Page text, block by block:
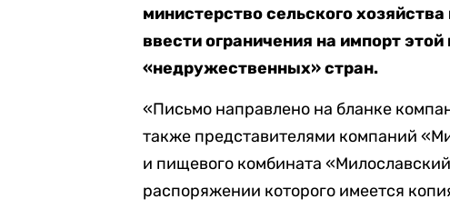
министерство сельского
ввести ограничения на импорт
«недружественных» стран.
«Письмо направлено на бланке
также представителями компаний
и пищевого комбината
распоряжении которого имеется